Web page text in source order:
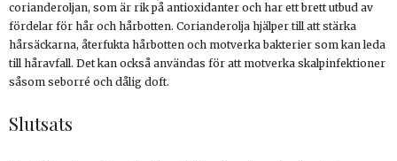
corianderoljan, som är rik på antioxidanter och har ett brett utbud av
fördelar för hår och hårbotten. Corianderolja hjälper till att stärka
hårsäckarna, återfukta hårbotten och motverka bakterier som kan leda
till håravfall. Det kan också användas för att motverka skalpinfektioner
såsom seborré och dålig doft.
Slutsats